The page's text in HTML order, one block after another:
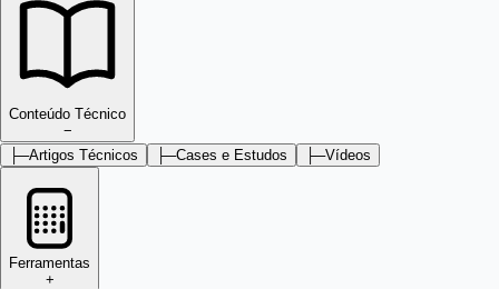
Conteúdo Técnico
−
├─Artigos Técnicos ├─Cases e Estudos ├─Vídeos
Ferramentas
+